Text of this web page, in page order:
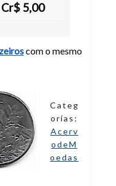
5,00
com o mesmo
Categ
orias:
Acerv
odeM
oedas